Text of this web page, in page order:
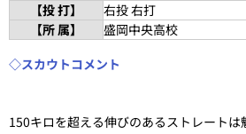
【投 打】
右投 右打
【所 属】
盛岡中央高校
◇スカウトコメント
150キロを超える伸びのあるストレートは